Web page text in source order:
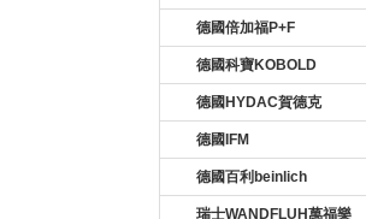
德國倍加福P+F
德國科寶KOBOLD
德國HYDAC賀德克
德國IFM
德國百利beinlich
瑞士WANDFLUH萬福樂